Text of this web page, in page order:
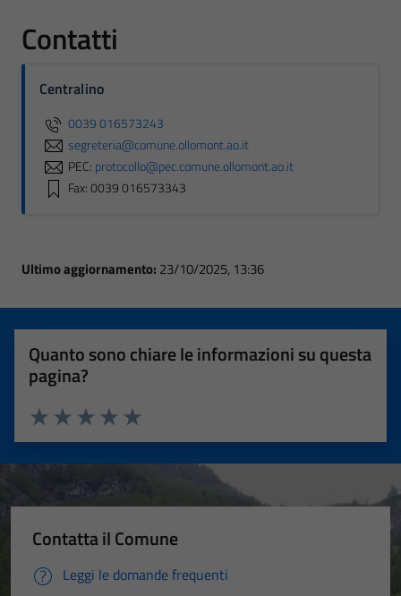
Contatti
Centralino
0039 016573243
segreteria@comune.ollomont.ao.it
PEC: protocollo@pec.comune.ollomont.ao.it
Fax: 0039 016573343
Ultimo aggiornamento: 23/10/2025, 13:36
Quanto sono chiare le informazioni su questa
pagina?
Valuta 5 stelle su 5
Valuta 4 stelle su 5
Valuta 3 stelle su 5
Valuta 2 stelle su 5
Valuta 1 stelle su 5
Contatta il Comune
Leggi le domande frequenti